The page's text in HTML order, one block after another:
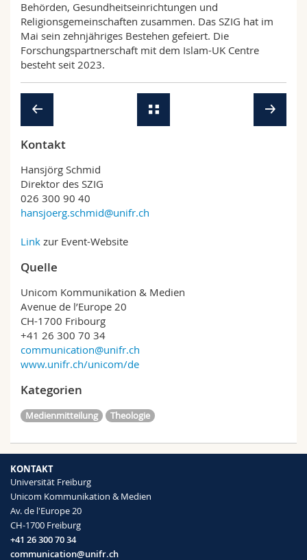
Behörden, Gesundheitseinrichtungen und
Religionsgemeinschaften zusammen. Das SZIG hat im
Mai sein zehnjähriges Bestehen gefeiert. Die
Forschungspartnerschaft mit dem Islam-UK Centre
besteht seit 2023.
Kontakt
Hansjörg Schmid
Direktor des SZIG
026 300 90 40
hansjoerg.schmid@unifr.ch
Link zur Event-Website
Quelle
Unicom Kommunikation & Medien
Avenue de l’Europe 20
CH-1700 Fribourg
+41 26 300 70 34
communication@unifr.ch
www.unifr.ch/unicom/de
Kategorien
Medienmitteilung Theologie
KONTAKT
Universität Freiburg
Unicom Kommunikation & Medien
Av. de l'Europe 20
CH-1700 Freiburg
+41 26 300 70 34
communication@unifr.ch